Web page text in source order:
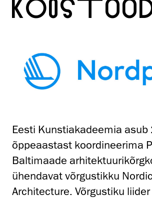
Eesti Kunstiakadeemia
õppeaastast koordineerima
Baltimaade
ühendavat võrgustikku
Architecture. Võrgustiku liider